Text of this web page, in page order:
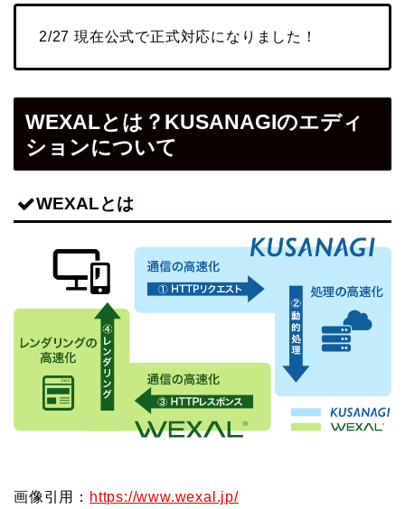
2/27 現在公式で正式対応になりました！
WEXALとは？KUSANAGIのエディ
ションについて
WEXALとは
画像引用： https://www.wexal.jp/